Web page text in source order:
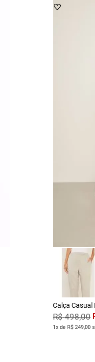
Calça Casual
R$ 498,00
1x de R$ 249,00